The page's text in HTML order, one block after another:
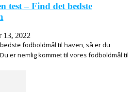
test – Find det bedste
13, 2022
fodboldmål til haven, så er du
er nemlig kommet til vores fodboldmål til